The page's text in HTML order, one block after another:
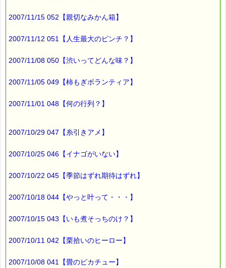
インターネットで情報を更新できる優れものです。
http://shop.gakken.co.jp/shop/order/k_ok/goodsdisp.asp?
機能紹介ムービー
ほぼ毎日、
テレビでバレーボールの試合を放送していました。
「南アメリカ」
と答えるではありませんか！！ (・ｏ・)
2007/11/15 052【親切なみかん箱】
2007/11/12 051【人生最大のピンチ？】
2007/11/08 050【渋いってどんな味？】
2007/11/05 049【柿もぎボランティア】
2007/11/01 048【何の行列？】
2007/10/29 047【糸引きアメ】
2007/10/25 046【イナゴがいない】
2007/10/22 045【季節はずれ期待はずれ】
2007/10/18 044【やっと叶って・・・】
2007/10/15 043【いも煮そっちのけ？】
2007/10/11 042【栗拾いのヒーロー】
2007/10/08 041【畳のピカチュー】